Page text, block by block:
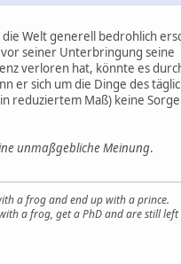
Welt generell bedrohlich
seiner Unterbringung seine
verloren hat, könnte es
er sich um die Dinge des
reduziertem Maß) keine
unmaßgebliche Meinung.
a frog and end up with a prince.
a frog, get a PhD and are still